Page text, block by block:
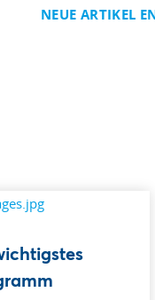
NEUE ARTIKEL